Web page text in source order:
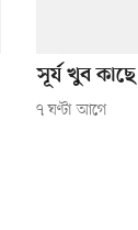
সূর্য খুব
৭ ঘণ্টা আগে